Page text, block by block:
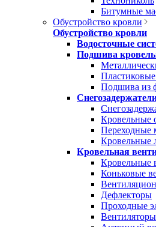
Битумные
Обустройство кровли
Обустройство кровли
Водосточные
Подшива
Подшива из
Кровельные
Переходные
Кровельные
Кровельная
Кровельные
Коньковые
Дефлекторы
Проходные